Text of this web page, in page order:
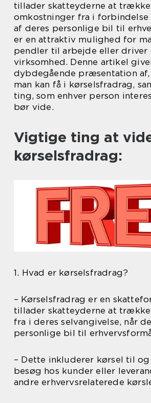
tillader skatteyderne at trække
omkostninger fra i forbindelse
af deres personlige bil til
er en attraktiv mulighed for
pendler til arbejde eller driver
virksomhed. Denne artikel
dybdegående præsentation
man kan få i kørselsfradrag,
ting, som enhver person
bør vide.
Vigtige ting at
kørselsfradrag:
1. Hvad er kørselsfradrag?
– Kørselsfradrag er en
tillader skatteyderne at
fra i deres selvangivelse, når
personlige bil til
– Dette inkluderer kørsel til
besøg hos kunder eller
andre erhvervsrelaterede